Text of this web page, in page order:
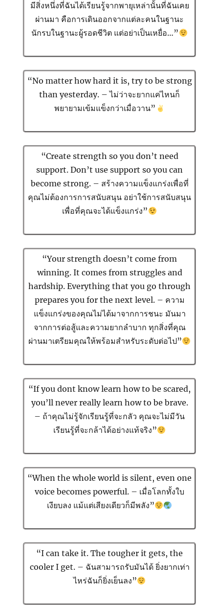
มีสิ่งหนึ่งที่ฉันได้เรียนรู้จากพายุเหล่านั้นที่ฉันเคย
ผ่านมา คือการเดินออกจากแต่ละคนในฐานะ
นักรบในฐานะผู้รอดชีวิต แต่อย่าเป็นเหยื่อ…”
“No matter how hard it is, try to be strong
than yesterday. – ไม่ว่าจะยากแค่ไหนก็
พยายามเข้มแข็งกว่าเมื่อวาน”
“Create strength so you don’t need
support. Don’t use support so you can
become strong. – สร้างความแข็งแกร่งเพื่อที่
คุณไม่ต้องการการสนับสนุน อย่าใช้การสนับสนุน
เพื่อที่คุณจะได้แข็งแกร่ง”
“Your strength doesn’t come from
winning. It comes from struggles and
hardship. Everything that you go through
prepares you for the next level. – ความ
แข็งแกร่งของคุณไม่ได้มาจากการชนะ มันมา
จากการต่อสู้และความยากลำบาก ทุกสิ่งที่คุณ
ผ่านมาเตรียมคุณให้พร้อมสำหรับระดับต่อไป”
“If you dont know learn how to be scared,
you’ll never really learn how to be brave.
– ถ้าคุณไม่รู้จักเรียนรู้ที่จะกลัว คุณจะไม่มีวัน
เรียนรู้ที่จะกล้าได้อย่างแท้จริง”
“When the whole world is silent, even one
voice becomes powerful. – เมื่อโลกทั้งใบ
เงียบลง แม้แต่เสียงเดียวก็มีพลัง”
“I can take it. The tougher it gets, the
cooler I get. – ฉันสามารถรับมันได้ ยิ่งยากเท่า
ไหร่ฉันก็ยิ่งเย็นลง”